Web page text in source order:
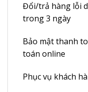
Đổi/trả hàng lỗi
trong 3 ngày
Bảo mật thanh
toán online
Phục vụ khách